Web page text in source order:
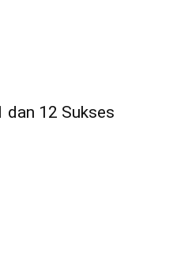
dan 12 Sukses